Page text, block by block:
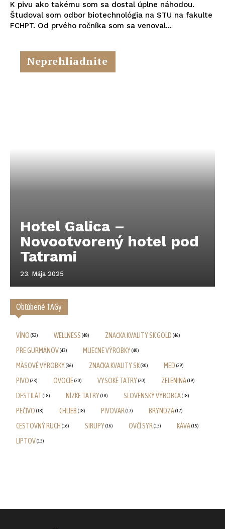
K pivu ako takému som sa dostal úplne náhodou.
Študoval som odbor biotechnológia na STU na fakulte
FCHPT. Od prvého ročníka som sa venoval...
Neprehliadnite
Hotel Galica –
Novootvorený hotel pod
Tatrami
23. Mája 2025
Obľúbené TAGy
VÍNO (52) WELLNESS (48) ZNAČKA KVALITY SK GOLD (46)
PRE GURMÁNOV(43) MLIEČNE VÝROBKY(40)
MÄSOVÉ VÝROBKY(36) ZNAČKA KVALITY SK(30) MED (29)
PIVO (23) OVOCIE(20) VYSOKÉ TATRY(20) ZELENINA(19)
DESTILÁT (18) NÍZKE TATRY(18) SLOVENSKÝ VÝROBCA(18)
PEČIVO (18) CHLIEB (18) PIVOVAR(17) BRYNDZA(17)
CESTOVNÝ RUCH (16) SIRUPY(16) OVČÍ SYR(15) KÁVA(15)
LIPTOV(15)